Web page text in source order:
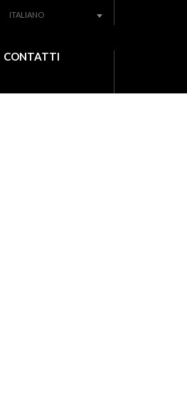
ITALIANO
CONTATTI